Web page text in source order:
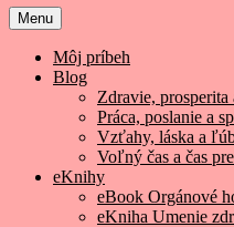
Menu
Môj príbeh
Blog
Zdravie,
Práca, poslanie a
Vzťahy, láska a
Voľný čas a čas
eKnihy
eBook Orgánové
eKniha Umenie